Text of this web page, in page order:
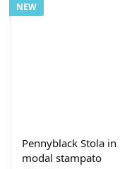
NEW
Pennyblack Stola in
modal stampato